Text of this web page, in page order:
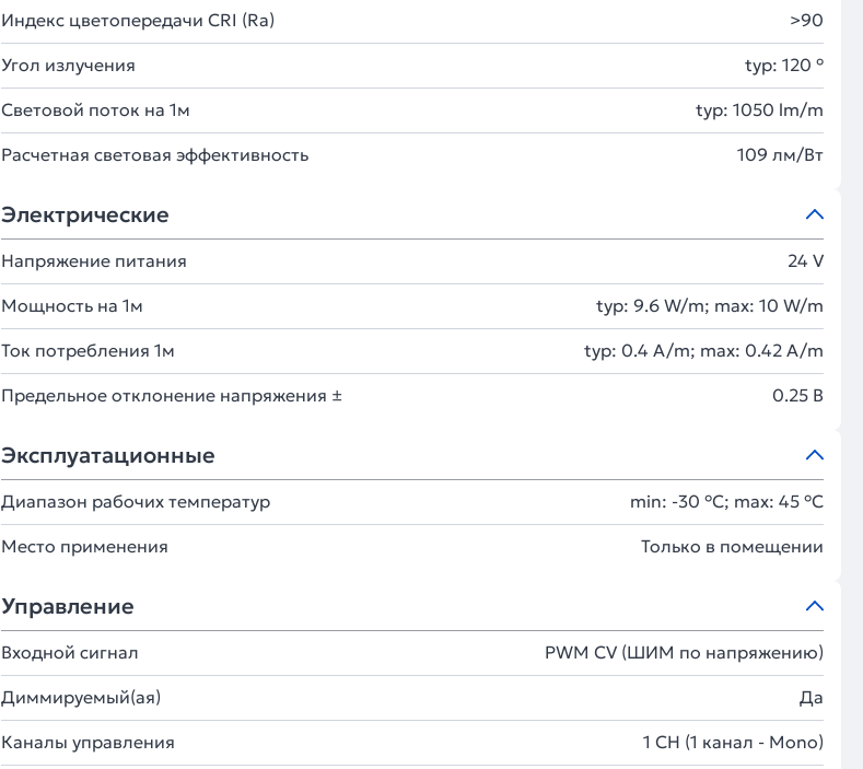
Индекс цветопередачи CRI (Ra) >90
Угол излучения typ: 120 °
Световой поток на 1м typ: 1050 lm/m
Расчетная световая эффективность 109 лм/Вт
Электрические
Напряжение питания 24 V
Мощность на 1м typ: 9.6 W/m; max: 10 W/m
Ток потребления 1м typ: 0.4 A/m; max: 0.42 A/m
Предельное отклонение напряжения ± 0.25 В
Эксплуатационные
Диапазон рабочих температур min: -30 °C; max: 45 °C
Место применения Только в помещении
Управление
Входной сигнал PWM СV (ШИМ по напряжению)
Диммируемый(ая) Да
Каналы управления 1 CH (1 канал - Mono)